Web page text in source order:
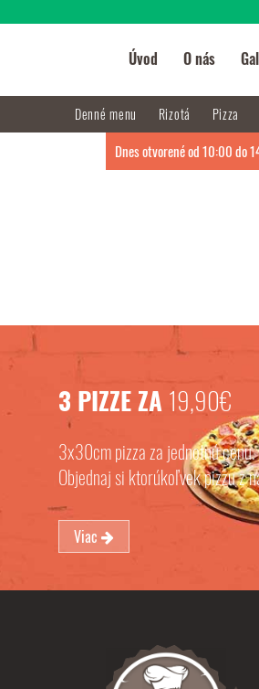
3 PIZZE ZA 19,90€
3x30cm pizza za jednotnú cenu.
Objednaj si ktorúkoľvek pizzu z
Viac
Úvod O nás
Denné menu Rizotá Pizza
Dnes otvorené od 10:00 do